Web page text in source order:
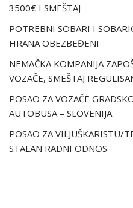
3500€ I SMEŠTAJ
POTREBNI SOBARI I
HRANA OBEZBEĐENI
NEMAČKA KOMPANIJA
VOZAČE, SMEŠTAJ
POSAO ZA VOZAČE
AUTOBUSA – SLOVENIJA
POSAO ZA VILJUŠKARISTU/
STALAN RADNI ODNOS